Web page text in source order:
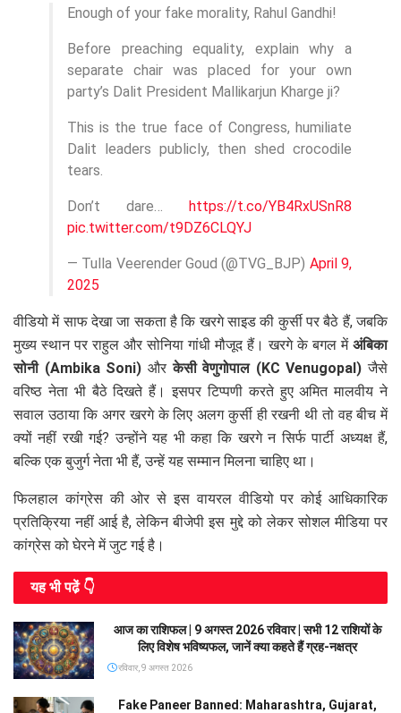
Enough of your fake morality, Rahul Gandhi!
Before preaching equality, explain why a
separate chair was placed for your own
party’s Dalit President Mallikarjun Kharge ji?
This is the true face of Congress, humiliate
Dalit leaders publicly, then shed crocodile
tears.
Don’t dare… https://t.co/YB4RxUSnR8
pic.twitter.com/t9DZ6CLQYJ
— Tulla Veerender Goud (@TVG_BJP) April 9,
2025
वीडियो में साफ देखा जा सकता है कि खरगे साइड की कुर्सी पर बैठे हैं, जबकि
मुख्य स्थान पर राहुल और सोनिया गांधी मौजूद हैं। खरगे के बगल में अंबिका
सोनी (Ambika Soni) औरकेसी वेणुगोपाल (KC Venugopal) जैसे
वरिष्ठ नेता भी बैठे दिखते हैं। इसपर टिप्पणी करते हुए अमित मालवीय ने
सवाल उठाया कि अगर खरगे के लिए अलग कुर्सी ही रखनी थी तो वह बीच में
क्यों नहीं रखी गई? उन्होंने यह भी कहा कि खरगे न सिर्फ पार्टी अध्यक्ष हैं,
बल्कि एक बुजुर्ग नेता भी हैं, उन्हें यह सम्मान मिलना चाहिए था।
फिलहाल कांग्रेस की ओर से इस वायरल वीडियो पर कोई आधिकारिक
प्रतिक्रिया नहीं आई है, लेकिन बीजेपी इस मुद्दे को लेकर सोशल मीडिया पर
कांग्रेस को घेरने में जुट गई है।
यह भी पढे़ं 👇
आज का राशिफल | 9 अगस्त 2026 रविवार | सभी 12 राशियों के
लिए विशेष भविष्यफल, जानें क्या कहते हैं ग्रह-नक्षत्र
रविवार, 9 अगस्त 2026
Fake Paneer Banned: Maharashtra, Gujarat,